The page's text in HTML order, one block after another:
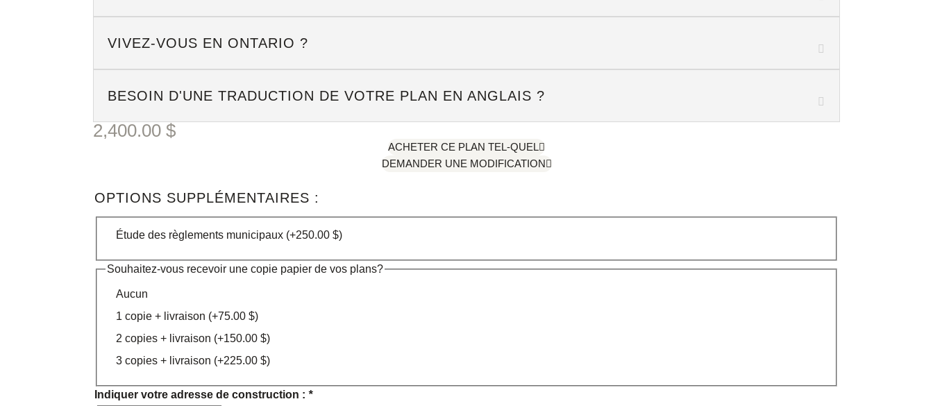
VIVEZ-VOUS EN ONTARIO ?
BESOIN D'UNE TRADUCTION DE VOTRE PLAN EN ANGLAIS ?
2,400.00$
ACHETER CE PLAN TEL-QUEL
DEMANDER UNE MODIFICATION
OPTIONS SUPPLÉMENTAIRES :
Option
Étude des règlements municipaux (+250.00$)
Souhaitez-vous recevoir une copie papier de vos plans?
Aucun
1 copie + livraison (+75.00$)
2 copies + livraison (+150.00$)
3 copies + livraison (+225.00$)
Indiquer votre adresse de construction :*